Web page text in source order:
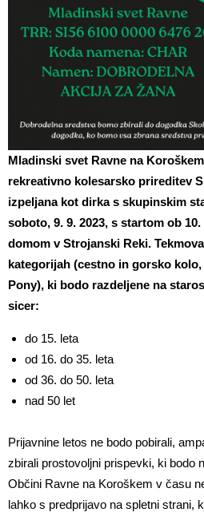
Mladinski svet Ravne na
rekreativno kolesarsko prireditev
izpeljana kot dirka s skupinskim
soboto, 9. 9. 2023, s startom ob
domom v Strojanski Reki.
kategorijah (cestno in gorsko
Pony), ki bodo razdeljene na
sicer:
do 15. leta
od 16. do 35. leta
od 36. do 50. leta
nad 50 let
Prijavnine letos ne bodo pobirali,
zbirali prostovoljni prispevki, ki bodo
Občini Ravne na Koroškem v času
lahko s predprijavo na spletni strani,